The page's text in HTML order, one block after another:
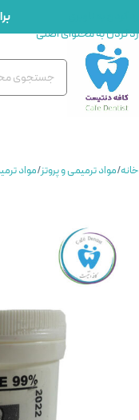
رد کردن به محتوای اصلی
خانه/مواد ترمیمی و پروتز/مواد